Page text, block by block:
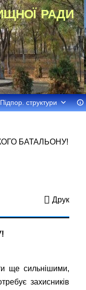
ради
Підпор. структури
БАТАЛЬОНУ!
Друк
ще сильнішими,
захисників